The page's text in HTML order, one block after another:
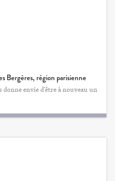
Bergères, région parisienne
envie d'être à nouveau un